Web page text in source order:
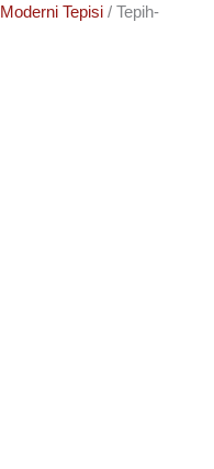
Moderni Tepisi / Tepih-